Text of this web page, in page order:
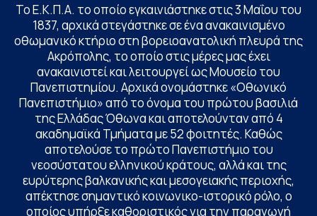
Το Ε.Κ.Π.Α. το οποίο εγκαινιάστηκε στις 3 Μαΐου του
1837, αρχικά στεγάστηκε σε ένα ανακαινισμένο
οθωμανικό κτήριο στη βορειοανατολική πλευρά της
Ακρόπολης, το οποίο στις μέρες μας έχει
ανακαινιστεί και λειτουργεί ως Μουσείο του
Πανεπιστημίου. Αρχικά ονομάστηκε «Οθωνικό
Πανεπιστήμιο» από το όνομα του πρώτου βασιλιά
της Ελλάδας Όθωνα και αποτελούνταν από 4
ακαδημαϊκά Τμήματα με 52 φοιτητές. Καθώς
αποτελούσε το πρώτο Πανεπιστήμιο του
νεοσύστατου ελληνικού κράτους, αλλά και της
ευρύτερης βαλκανικής και μεσογειακής περιοχής,
απέκτησε σημαντικό κοινωνικο-ιστορικό ρόλο, ο
οποίος υπήρξε καθοριστικός για την παραγωγή